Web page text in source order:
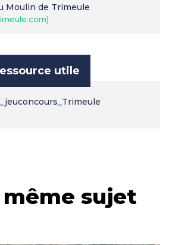
Moulin de Trimeule
utile
même sujet